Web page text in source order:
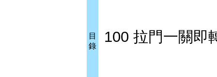
目
錄
100 拉門一關即